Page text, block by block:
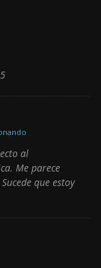
al
Me parece
que estoy